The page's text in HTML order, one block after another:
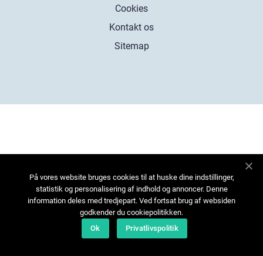
Cookies
Kontakt os
Sitemap
På vores website bruges cookies til at huske dine indstillinger,
statistik og personalisering af indhold og annoncer. Denne
information deles med tredjepart. Ved fortsat brug af websiden
godkender du cookiepolitikken.
Ok
Privatlivspolitik